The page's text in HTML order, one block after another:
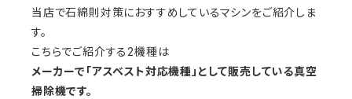
当店で石綿則対策におすすめしているマシンをご紹介しま
す。
こちらでご紹介する2機種は
メーカーで「アスベスト対応機種」として販売している真空
掃除機です。